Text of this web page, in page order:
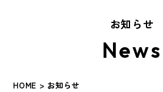
お知らせ
News
HOME > お知らせ